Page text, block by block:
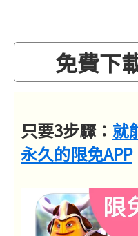
免費下
只要3步驟： 就
永久的限免APP